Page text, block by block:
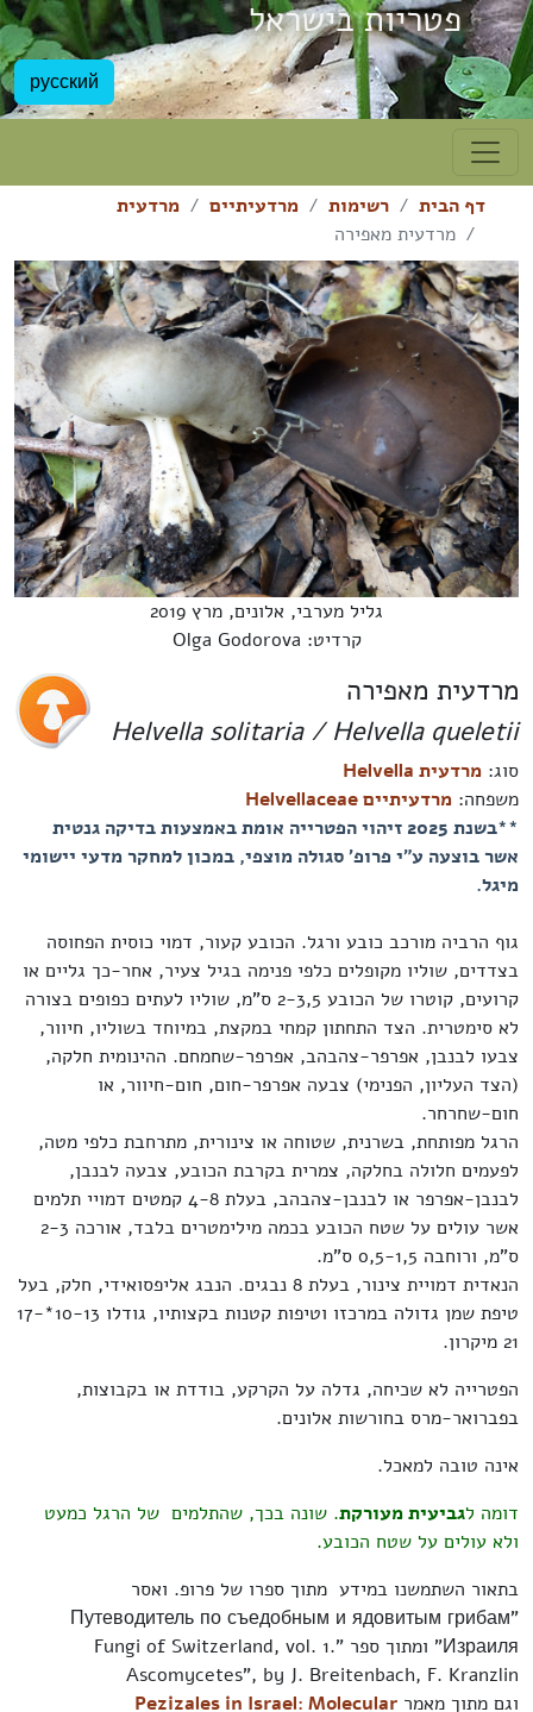
פטריות בישראל
русский
דף הבית רשימות מרדעיתיים
מרדעית
מרדעית מאפירה
גליל מערבי, אלונים, מרץ 2019
קרדיט: Olga Godorova
מרדעית מאפירה
Helvella solitaria / Helvella queletii
סוג:מרדעית Helvella
משפחה:מרדעיתיים Helvellaceae
**בשנת 2025 זיהוי הפטרייה אומת באמצעות בדיקה גנטית
אשר בוצעה ע"י פרופ' סגולה מוצפי, במכון למחקר מדעי יישומי
מיגל.
גוף הרביה מורכב כובע ורגל. הכובע קעור, דמוי כוסית הפחוסה
בצדדים, שוליו מקופלים כלפי פנימה בגיל צעיר, אחר-כך גליים או
קרועים, קוטרו של הכובע 2-3,5 ס"מ, שוליו לעתים כפופים בצורה
לא סימטרית. הצד התחתון קמחי במקצת, במיוחד בשוליו, חיוור,
צבעו לבנבן, אפרפר-צהבהב, אפרפר-שחמחם. ההינומית חלקה,
(הצד העליון, הפנימי) צבעה אפרפר-חום, חום-חיוור, או
חום-שחרחר.
הרגל מפותחת, בשרנית, שטוחה או צינורית, מתרחבת כלפי מטה,
לפעמים חלולה בחלקה, צמרית בקרבת הכובע, צבעה לבנבן,
לבנבן-אפרפר או לבנבן-צהבהב, בעלת 4-8 קמטים דמויי תלמים
אשר עולים על שטח הכובע בכמה מילימטרים בלבד, אורכה 2-3
ס"מ, ורוחבה 0,5-1,5 ס"מ.
הנאדית דמויית צינור, בעלת 8 נבגים. הנבג אליפסואידי, חלק, בעל
טיפת שמן גדולה במרכזו וטיפות קטנות בקצותיו, גודלו 10-13*17-
הפטרייה לא שכיחה, גדלה על הקרקע, בודדת או בקבוצות,
בפברואר-מרס בחורשות אלונים.
אינה טובה למאכל.
דומה ל גביעית מעורקת. שונה בכך, שהתלמים של הרגל כמעט
ולא עולים על שטח הכובע.
בתאור השתמשנו במידע מתוך ספרו של פרופ. ואסר
"Путеводитель по съедобным и ядовитым грибам
Израиля" ומתוך ספר "Fungi of Switzerland, vol. 1.
Ascomycetes", by J. Breitenbach, F. Kranzlin
וגם מתוך מאמרPezizales in Israel: Molecular